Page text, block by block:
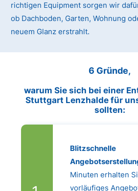
richtigen Equipment sorgen wir
ob Dachboden, Garten, Wohnung
neuem Glanz erstrahlt.
6 Gründe,
warum Sie sich bei einer
Stuttgart Lenzhalde für
sollten:
Blitzschnelle
Minuten erhalten
vorläufiges